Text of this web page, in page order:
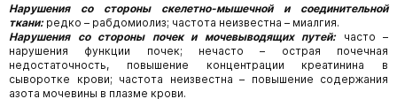
Нарушения со стороны скелетно-мышечной и соединительной
ткани: редко – рабдомиолиз; частота неизвестна – миалгия.
Нарушения со стороны почек и мочевыводящих путей:часто –
нарушения функции почек; нечасто – острая почечная
недостаточность, повышение концентрации креатинина в
сыворотке крови; частота неизвестна – повышение содержания
азота мочевины в плазме крови.